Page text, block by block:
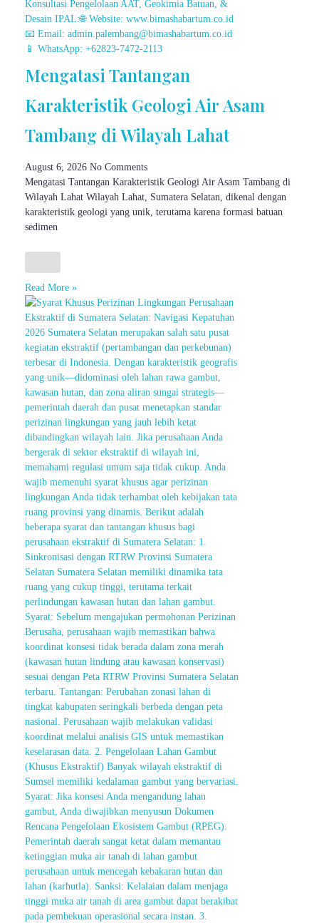
Mengatasi Tantangan
Karakteristik Geologi Air Asam
Tambang di Wilayah Lahat
August 6, 2026 No Comments
Mengatasi Tantangan Karakteristik Geologi Air Asam Tambang di
Wilayah Lahat Wilayah Lahat, Sumatera Selatan, dikenal dengan
karakteristik geologi yang unik, terutama karena formasi batuan
sedimen
Read More »